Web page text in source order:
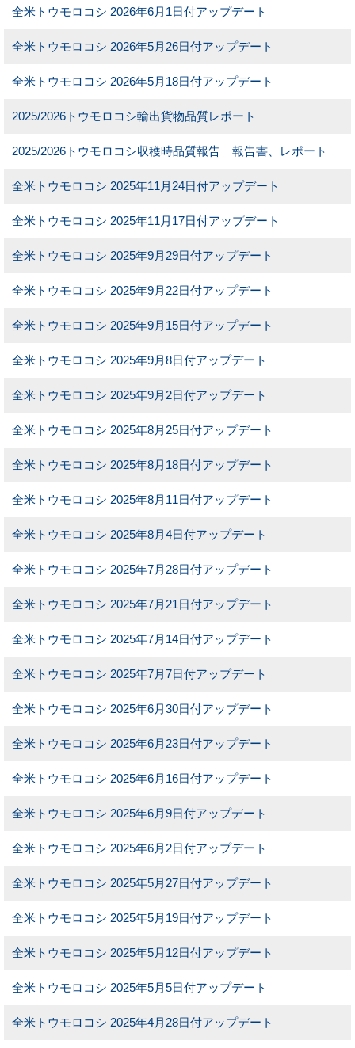
全米トウモロコシ 2026年6月1日付アップデート
全米トウモロコシ 2026年5月26日付アップデート
全米トウモロコシ 2026年5月18日付アップデート
2025/2026トウモロコシ輸出貨物品質レポート
2025/2026トウモロコシ収穫時品質報告 報告書、レポート
全米トウモロコシ 2025年11月24日付アップデート
全米トウモロコシ 2025年11月17日付アップデート
全米トウモロコシ 2025年9月29日付アップデート
全米トウモロコシ 2025年9月22日付アップデート
全米トウモロコシ 2025年9月15日付アップデート
全米トウモロコシ 2025年9月8日付アップデート
全米トウモロコシ 2025年9月2日付アップデート
全米トウモロコシ 2025年8月25日付アップデート
全米トウモロコシ 2025年8月18日付アップデート
全米トウモロコシ 2025年8月11日付アップデート
全米トウモロコシ 2025年8月4日付アップデート
全米トウモロコシ 2025年7月28日付アップデート
全米トウモロコシ 2025年7月21日付アップデート
全米トウモロコシ 2025年7月14日付アップデート
全米トウモロコシ 2025年7月7日付アップデート
全米トウモロコシ 2025年6月30日付アップデート
全米トウモロコシ 2025年6月23日付アップデート
全米トウモロコシ 2025年6月16日付アップデート
全米トウモロコシ 2025年6月9日付アップデート
全米トウモロコシ 2025年6月2日付アップデート
全米トウモロコシ 2025年5月27日付アップデート
全米トウモロコシ 2025年5月19日付アップデート
全米トウモロコシ 2025年5月12日付アップデート
全米トウモロコシ 2025年5月5日付アップデート
全米トウモロコシ 2025年4月28日付アップデート